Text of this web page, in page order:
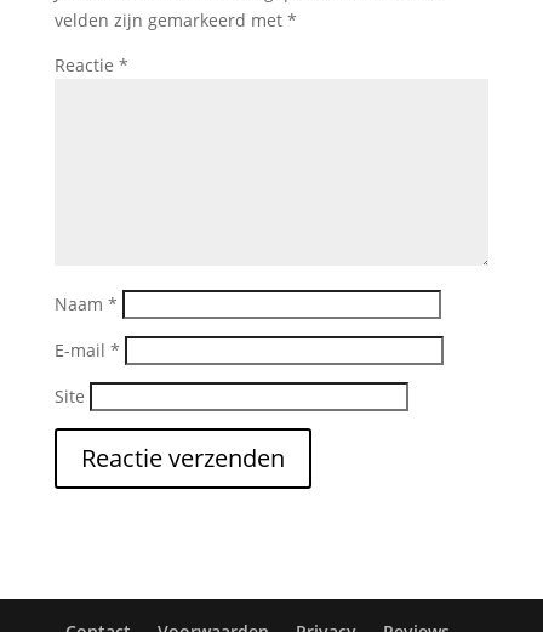
velden zijn gemarkeerd met *
Reactie *
Naam *
E-mail *
Site